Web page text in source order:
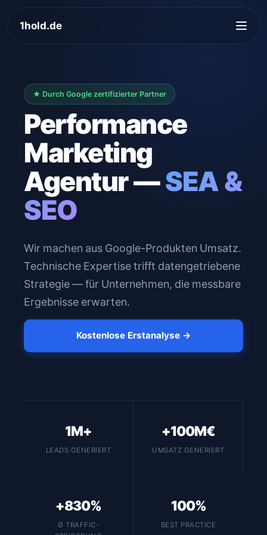
1hold.de
springen★ Durch Google zertifizierter Partner
Performance
Marketing
Agentur —SEA &
SEO
Wir machen aus Google-Produkten Umsatz.
Technische Expertise trifft datengetriebene
Strategie — für Unternehmen, die messbare
Ergebnisse erwarten.
Kostenlose Erstanalyse →
1M+
LEADS GENERIERT
+100M€
UMSATZ GENERIERT
+830%
Ø TRAFFIC-
100%
BEST PRACTICE